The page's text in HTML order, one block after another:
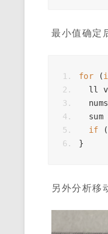
最小值确定
for (
ll
v
nums
sum
if
(
}
另外分析移